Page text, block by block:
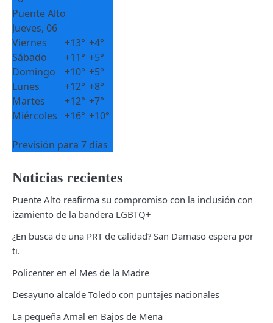
Puente Alto
Jueves, 06
Viernes
+13° +4°
Sábado
+11° +5°
Domingo
+10° +5°
Lunes
+12° +8°
Martes
+12° +7°
Miércoles +16° +10°
Previsión para 7 días
Noticias recientes
Puente Alto reafirma su compromiso con la inclusión con
izamiento de la bandera LGBTQ+
¿En busca de una PRT de calidad? San Damaso espera por
ti.
Policenter en el Mes de la Madre
Desayuno alcalde Toledo con puntajes nacionales
La pequeña Amal en Bajos de Mena